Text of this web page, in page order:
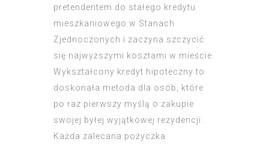
pretendentem do stałego kredytu
mieszkaniowego w Stanach
Zjednoczonych i zaczyna szczycić
się najwyższymi kosztami w mieście.
Wykształcony kredyt hipoteczny to
doskonała metoda dla osób, które
po raz pierwszy myślą o zakupie
swojej byłej wyjątkowej rezydencji.
Każda zalecana pożyczka